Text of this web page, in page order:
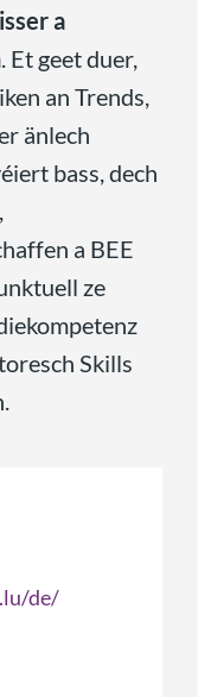
a
. Et geet duer,
an Trends,
änlech
bass, dech
a BEE
ze
Skills
de/